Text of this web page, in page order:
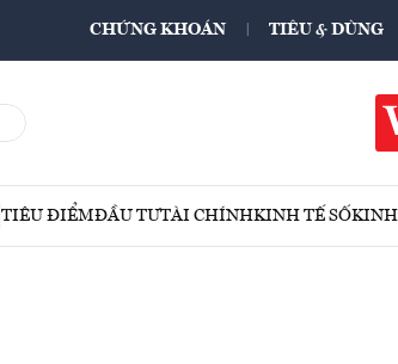
CHỨNG KHOÁN TIÊU & DÙNG
TIÊU ĐIỂMĐẦU TƯTÀI CHÍNHKINH TẾ SỐKINH